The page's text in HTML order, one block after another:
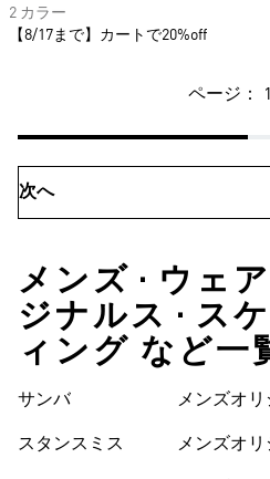
2 カラー
【8/17まで】カートで20%off
ページ：
次へ
メンズ • ウェ
ジナルス • ス
ィング など一
サンバ
スタンスミス
メンズオリ
メンズオリ